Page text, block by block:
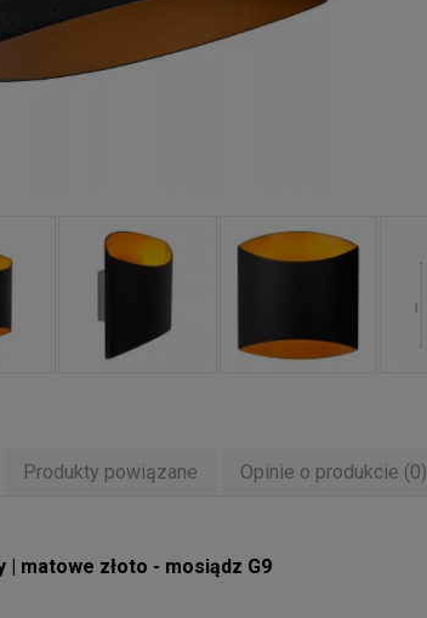
Produkty powiązane Opinie o produkcie (0)
matowe złoto - mosiądz G9